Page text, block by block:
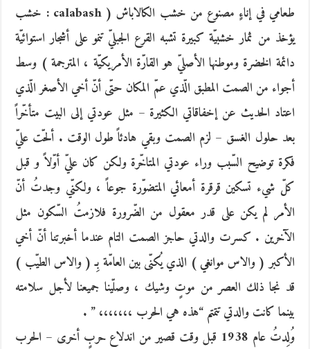
طعامي في إناءٍ مصنوع من خشب الكالاباش ( calabash : خشب
يؤخذ من ثمار خشبيّة كبيرة تشبه القرع الجبليّ تنمو على أشجار استوائيّة
دائمة الخضرة وموطنها الأصليّ هو القارّة الأمريكيّة ، المترجمة ) وسط
أجواء من الصمت المطبق الّذي عمّ المكان حتّى أنّ أخي الأصغر الّذي
اعتاد الحديث عن إخفاقاتي الكثيرة – مثل عودتي إلى البيت متأخّراً
بعد حلول الغسق – لزم الصمت وبقي هادئاً طول الوقت . ألحّت عليّ
فكرة توضيح السّبب وراء عودتي المتاخّرة ولكن كان عليّ أوّلاً و قبل
كلّ شيء تسكين قرقرة أمعائي المتضوّرة جوعاً ، ولكنّي وجدتُ أنّ
الأمر لم يكن على قدر معقول من الضّرورة فلازمتُ السّكون مثل
الآخرين . كسرت والدتي حاجز الصمت التام عندما أخبرتنا أنّ أخي
الأكبر ( والاس موانغي ) الذي يُكنّى بين العامّة بِـ ( والاس الطيّب )
قد نجا ذلك العصر من موتٍ وشيك ، وصلّينا جميعنا لأجل سلامته
بينما كانت والدتي تتمتم “هذه هي الحرب ،،،،،،، ” .
وُلِدتُ عام 1938 قبل وقت قصير من اندلاع حربٍ أخرى – الحرب